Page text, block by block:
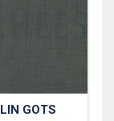
GOTS